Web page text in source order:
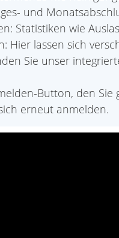
und
Statistiken wie
Hier lassen sich
Sie unser
Button, den Sie
erneut anmelden.